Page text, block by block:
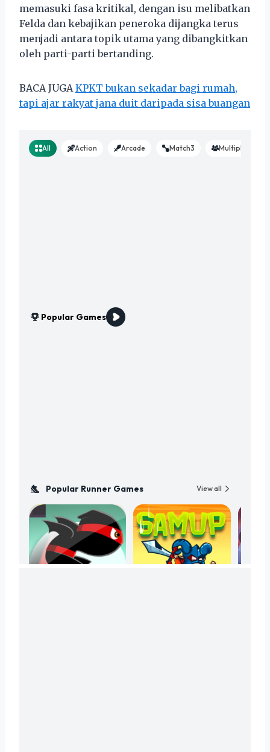
memasuki fasa kritikal, dengan isu melibatkan
Felda dan kebajikan peneroka dijangka terus
menjadi antara topik utama yang dibangkitkan
oleh parti-parti bertanding.
BACA JUGA KPKT bukan sekadar bagi rumah,
tapi ajar rakyat jana duit daripada sisa buangan